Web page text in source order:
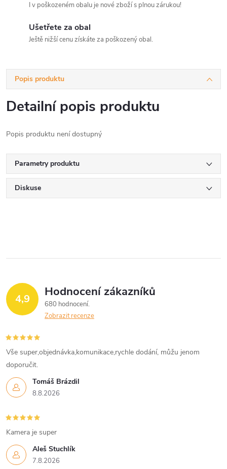
I v poškozeném obalu je nové zboží s plnou zárukou!
Ušetřete za obal
Ještě nižší cenu získáte za poškozený obal.
Popis produktu
Detailní popis produktu
Popis produktu není dostupný
Parametry produktu
Diskuse
4,9 Hodnocení zákazníků
680 hodnocení
Zobrazit recenze
Tomáš Brázdil
8.8.2026
Vše super,objednávka,komunikace,rychle dodání, můžu jenom
doporučit.
Aleš Stuchlík
7.8.2026
Kamera je super